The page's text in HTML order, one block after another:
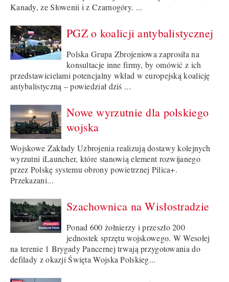
Kanady, ze Słowenii i z Czarnogóry. ...
PGZ o koalicji antybalistycznej
Polska Grupa Zbrojeniowa zaprosiła na
konsultacje inne firmy, by omówić z ich
przedstawicielami potencjalny wkład w europejską koalicję
antybalistyczną – powiedział dziś ...
Nowe wyrzutnie dla polskiego
wojska
Wojskowe Zakłady Uzbrojenia realizują dostawy kolejnych
wyrzutni iLauncher, które stanowią element rozwijanego
przez Polskę systemu obrony powietrznej Pilica+.
Przekazani...
Szachownica na Wisłostradzie
Ponad 600 żołnierzy i przeszło 200
jednostek sprzętu wojskowego. W Wesołej
na terenie 1 Brygady Pancernej trwają przygotowania do
defilady z okazji Święta Wojska Polskieg...